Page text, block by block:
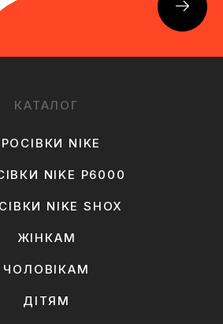
КАТАЛОГ
NIKE
NIKE P6000
NIKE SHOX
ЖІНКАМ
ЧОЛОВІКАМ
ДІТЯМ